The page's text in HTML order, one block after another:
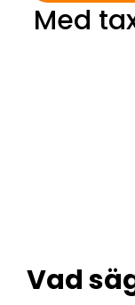
Med
Vad